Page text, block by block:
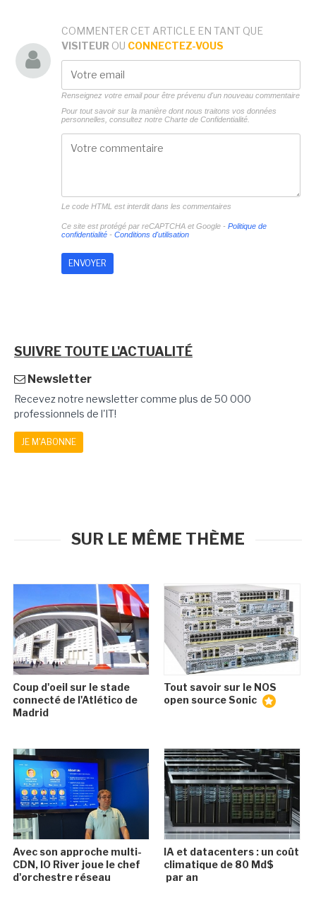
COMMENTER CET ARTICLE EN TANT QUE
VISITEUR OU CONNECTEZ-VOUS
Renseignez votre email pour être prévenu d'un nouveau commentaire
Pour tout savoir sur la manière dont nous traitons vos données
personnelles, consultez notre Charte de Confidentialité.
Le code HTML est interdit dans les commentaires
Ce site est protégé par reCAPTCHA et Google - Politique de
confidentialité- Conditions d'utilisation
SUIVRE TOUTE L'ACTUALITÉ
Newsletter
Recevez notre newsletter comme plus de 50 000
professionnels de l'IT!
JE M'ABONNE
SUR LE MÊME THÈME
Coup d'oeil sur le stade
connecté de l'Atlético de
Madrid
Tout savoir sur le NOS
open source Sonic
Avec son approche multi-
CDN, IO River joue le chef
d'orchestre réseau
IA et datacenters : un coût
climatique de 80 Md$
par an